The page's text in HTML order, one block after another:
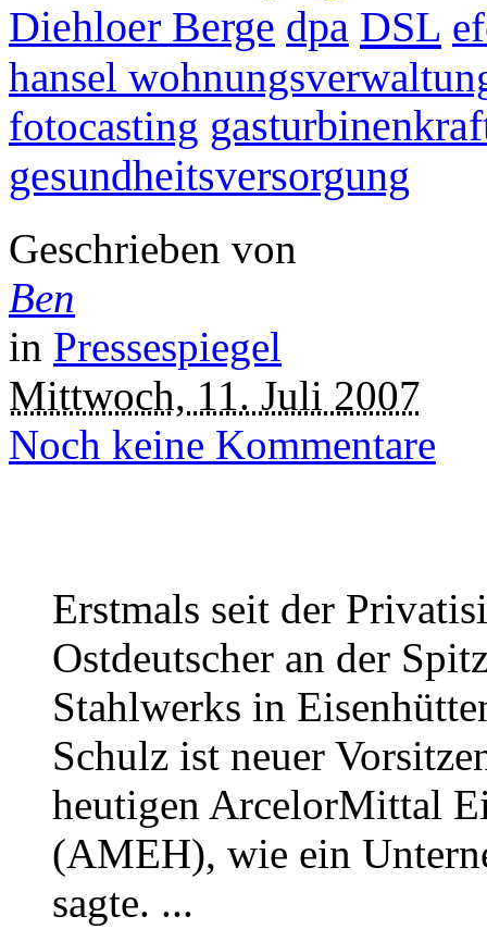
Diehloer Berge dpa DSL
hansel
fotocasting
gesundheitsversorgung
Geschrieben von
Ben
in Pressespiegel
Mittwoch, 11. Juli 2007
Noch keine Kommentare
Erstmals seit der
Ostdeutscher an der
Stahlwerks in
Schulz ist neuer
heutigen ArcelorMittal
(AMEH), wie ein
sagte. ...